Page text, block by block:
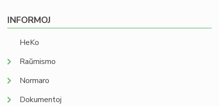
INFORMOJ
HeKo
Raŭmismo
Normaro
Dokumentoj